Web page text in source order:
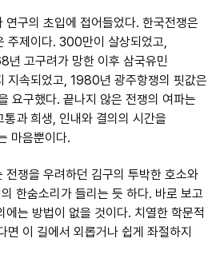
연구의 초입에 접어들었다. 한국전쟁은
주제이다. 300만이 살상되었고,
고구려가 망한 이후 삼국유민
속되었고, 1980년 광주항쟁의 핏값은
요구했다. 끝나지 않은 전쟁의 여파는
과 희생, 인내와 결의의 시간을
마음뿐이다.
전쟁을 우려하던 김구의 투박한 호소와
한숨소리가 들리는 듯 하다. 바로 보고
는 방법이 없을 것이다. 치열한 학문적
면 이 길에서 외롭거나 쉽게 좌절하지